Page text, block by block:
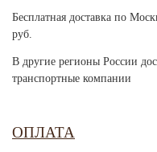
Бесплатная доставка по
руб.
В другие регионы России
транспортные компании
ОПЛАТА